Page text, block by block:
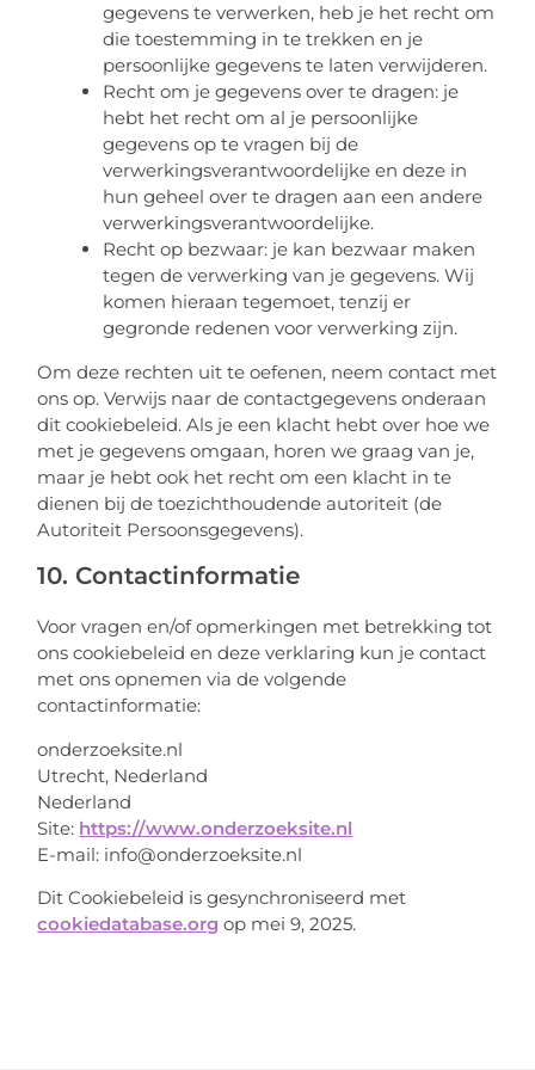
gegevens te verwerken, heb je het recht om
die toestemming in te trekken en je
persoonlijke gegevens te laten verwijderen.
Recht om je gegevens over te dragen: je
hebt het recht om al je persoonlijke
gegevens op te vragen bij de
verwerkingsverantwoordelijke en deze in
hun geheel over te dragen aan een andere
verwerkingsverantwoordelijke.
Recht op bezwaar: je kan bezwaar maken
tegen de verwerking van je gegevens. Wij
komen hieraan tegemoet, tenzij er
gegronde redenen voor verwerking zijn.
Om deze rechten uit te oefenen, neem contact met
ons op. Verwijs naar de contactgegevens onderaan
dit cookiebeleid. Als je een klacht hebt over hoe we
met je gegevens omgaan, horen we graag van je,
maar je hebt ook het recht om een klacht in te
dienen bij de toezichthoudende autoriteit (de
Autoriteit Persoonsgegevens).
10. Contactinformatie
Voor vragen en/of opmerkingen met betrekking tot
ons cookiebeleid en deze verklaring kun je contact
met ons opnemen via de volgende
contactinformatie:
onderzoeksite.nl
Utrecht, Nederland
Nederland
Site: https://www.onderzoeksite.nl
E-mail: info@onderzoeksite.nl
Dit Cookiebeleid is gesynchroniseerd met
cookiedatabase.org op mei 9, 2025.